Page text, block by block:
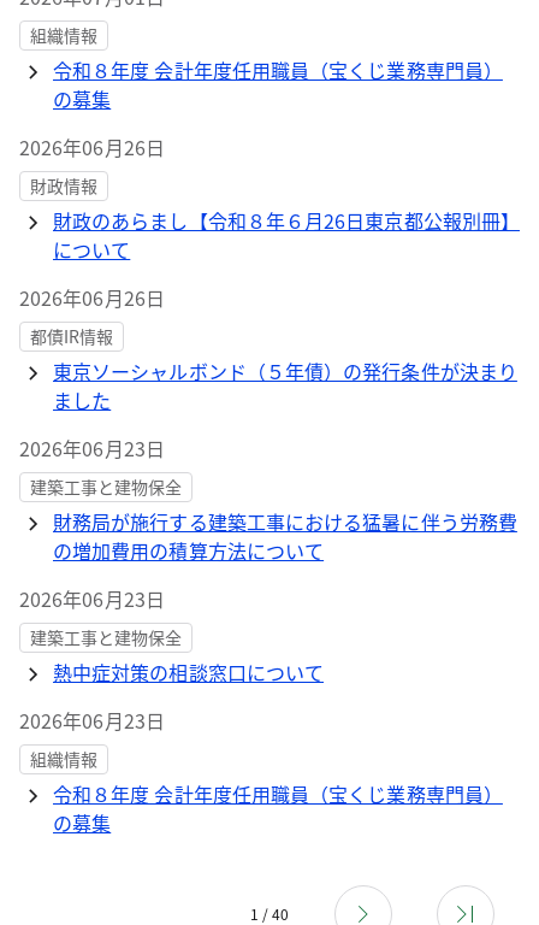
組織情報
令和８年度 会計年度任用職員（宝くじ業務専門員）
の募集
2026年06月26日
財政情報
財政のあらまし【令和８年６月26日東京都公報別冊】
について
2026年06月26日
都債IR情報
東京ソーシャルボンド（５年債）の発行条件が決まり
ました
2026年06月23日
建築工事と建物保全
財務局が施行する建築工事における猛暑に伴う労務費
の増加費用の積算方法について
2026年06月23日
建築工事と建物保全
熱中症対策の相談窓口について
2026年06月23日
組織情報
令和８年度 会計年度任用職員（宝くじ業務専門員）
の募集
1 / 40